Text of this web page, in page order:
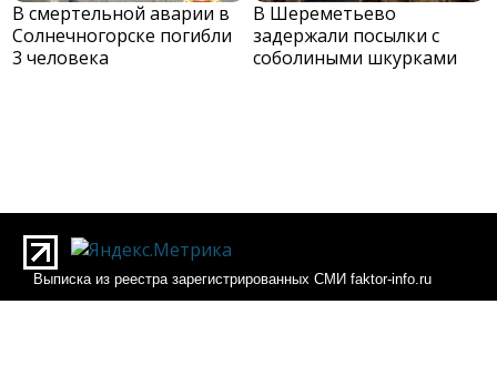
В смертельной аварии в
Солнечногорске погибли
3 человека
В Шереметьево
задержали посылки с
соболиными шкурками
Выписка из реестра зарегистрированных СМИ faktor-info.ru